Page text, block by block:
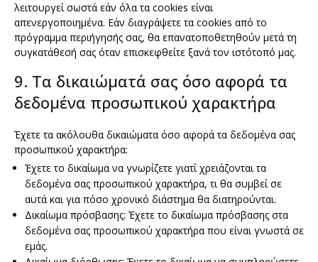
λειτουργεί σωστά εάν όλα τα cookies είναι
απενεργοποιημένα. Εάν διαγράψετε τα cookies από το
πρόγραμμα περιήγησής σας, θα επανατοποθετηθούν μετά τη
συγκατάθεσή σας όταν επισκεφθείτε ξανά τον ιστότοπό μας.
9. Τα δικαιώματά σας όσο αφορά τα
δεδομένα προσωπικού χαρακτήρα
Έχετε τα ακόλουθα δικαιώματα όσο αφορά τα δεδομένα σας
προσωπικού χαρακτήρα:
Έχετε το δικαίωμα να γνωρίζετε γιατί χρειάζονται τα
δεδομένα σας προσωπικού χαρακτήρα, τι θα συμβεί σε
αυτά και για πόσο χρονικό διάστημα θα διατηρούνται.
Δικαίωμα πρόσβασης: Έχετε το δικαίωμα πρόσβασης στα
δεδομένα σας προσωπικού χαρακτήρα που είναι γνωστά σε
εμάς.